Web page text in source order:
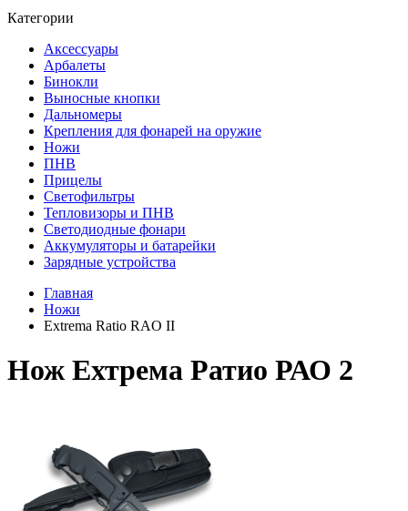
Категории
Аксессуары
Арбалеты
Бинокли
Выносные кнопки
Дальномеры
Крепления для фонарей на оружие
Ножи
ПНВ
Прицелы
Светофильтры
Тепловизоры и ПНВ
Светодиодные фонари
Аккумуляторы и батарейки
Зарядные устройства
Главная
Ножи
Extrema Ratio RAO II
Нож Ехтрема Ратио РАО 2